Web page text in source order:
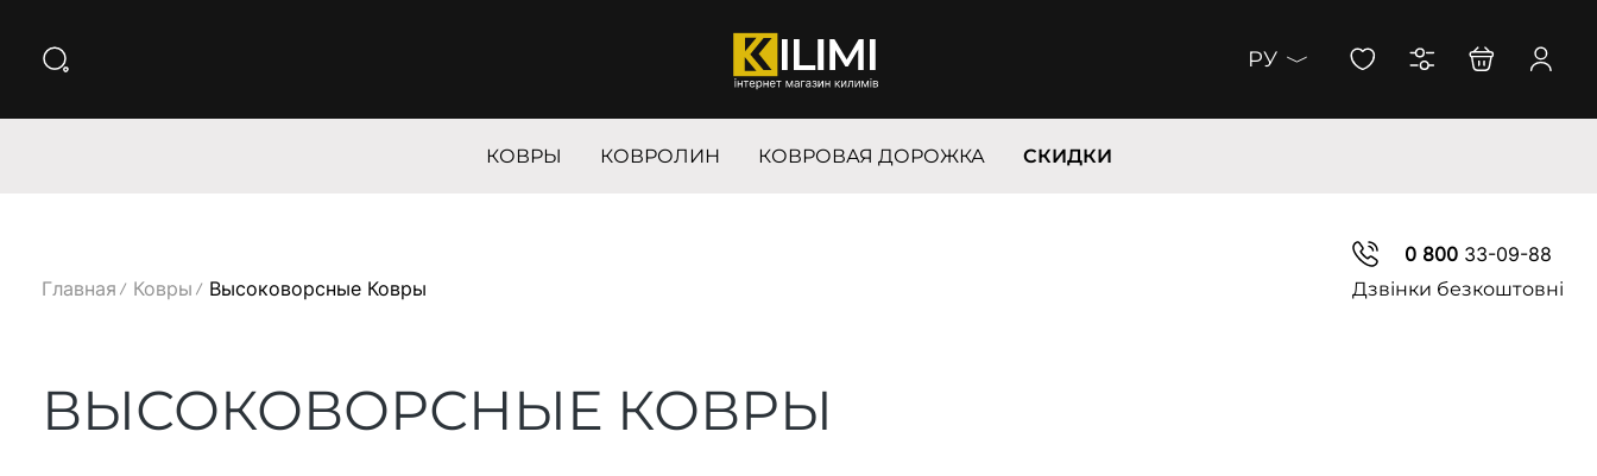
РУ
КОВРЫ КОВРОЛИН КОВРОВАЯ ДОРОЖКА СКИДКИ
Главная Ковры Высоковорсные Ковры
0 80033-09-88
Дзвінки безкоштовні
ВЫСОКОВОРСНЫЕ КОВРЫ